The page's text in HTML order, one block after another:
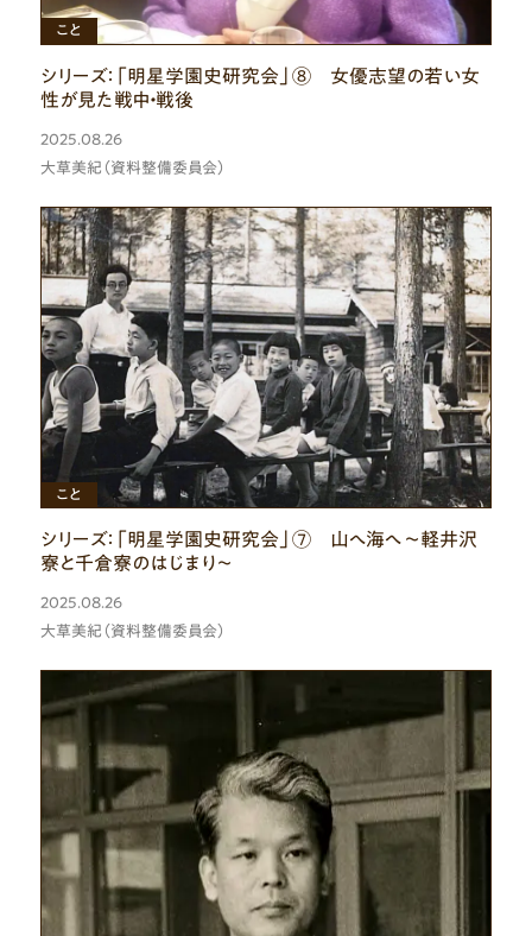
ひと
こと
シリーズ：「明星学園史研究会」⑧ 女優志望の若い女
性が見た戦中・戦後
2025.08.26
大草美紀（資料整備委員会）
もの
こと
シリーズ：「明星学園史研究会」⑦ 山へ海へ ～軽井沢
寮と千倉寮のはじまり～
2025.08.26
大草美紀（資料整備委員会）